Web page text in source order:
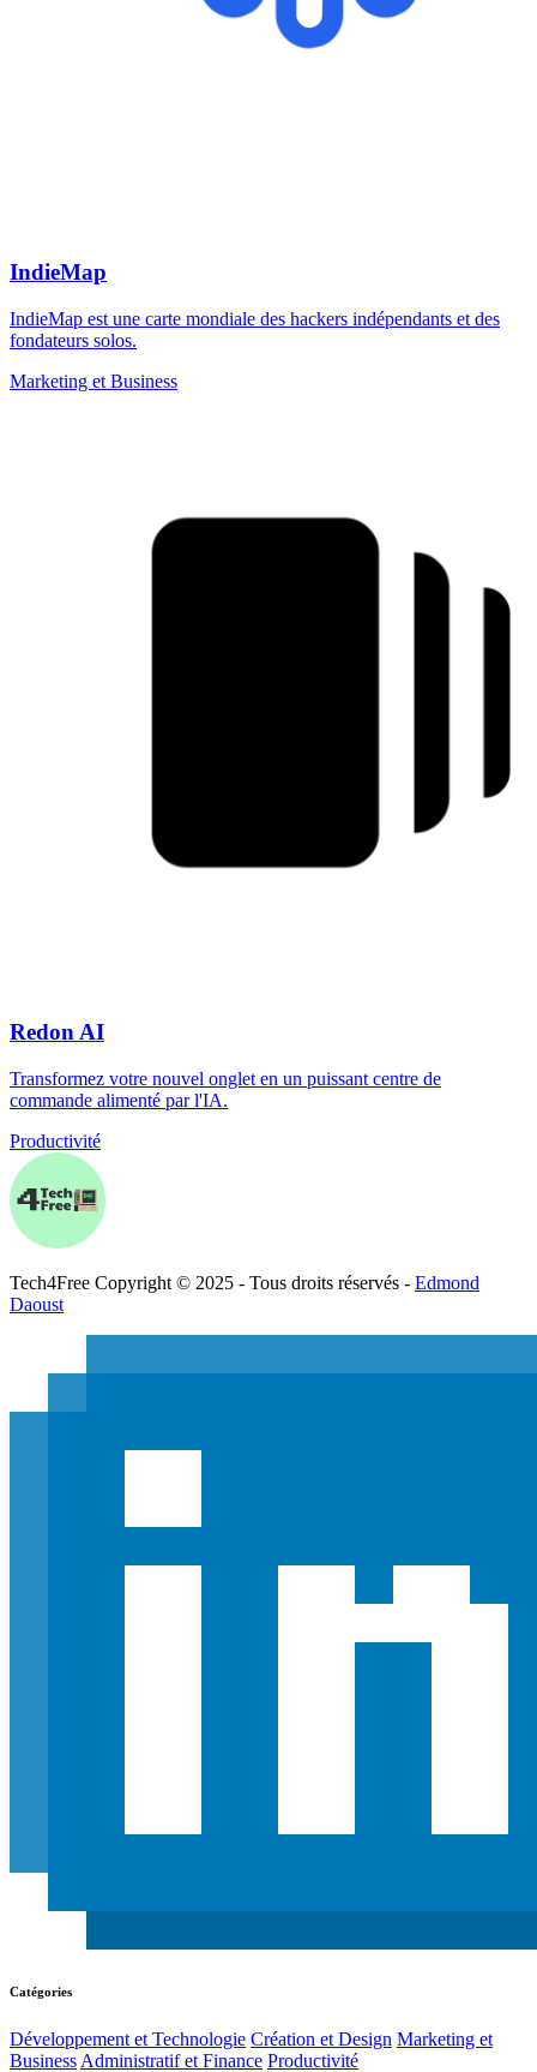
IndieMap
IndieMap est une carte mondiale des hackers indépendants et des
fondateurs solos.
Marketing et Business
Redon AI
Transformez votre nouvel onglet en un puissant centre de
commande alimenté par l'IA.
Productivité
Tech4Free Copyright © 2025 - Tous droits réservés - Edmond
Daoust
Catégories
Développement et Technologie Création et Design Marketing et
Business Administratif et Finance Productivité